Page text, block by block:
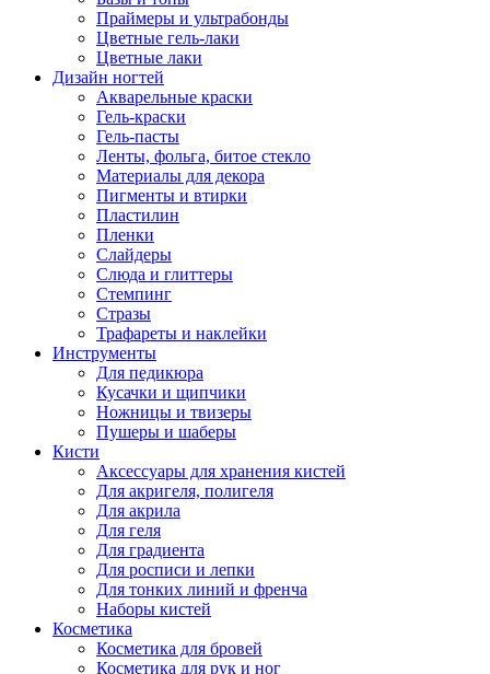
Праймеры и ультрабонды
Цветные гель-лаки
Цветные лаки
Дизайн ногтей
Акварельные краски
Гель-краски
Гель-пасты
Ленты, фольга, битое стекло
Материалы для декора
Пигменты и втирки
Пластилин
Пленки
Слайдеры
Слюда и глиттеры
Стемпинг
Стразы
Трафареты и наклейки
Инструменты
Для педикюра
Кусачки и щипчики
Ножницы и твизеры
Пушеры и шаберы
Кисти
Аксессуары для хранения кистей
Для акригеля, полигеля
Для акрила
Для геля
Для градиента
Для росписи и лепки
Для тонких линий и френча
Наборы кистей
Косметика
Косметика для бровей
Косметика для рук и ног